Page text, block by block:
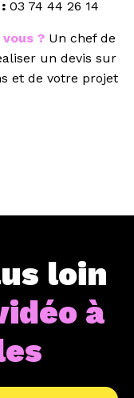
03 74 44 26 14
? Un chef de
un devis sur
et de votre projet
loin
à